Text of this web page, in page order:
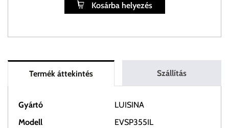
Kosárba helyezés
Termék áttekintés Szállítás
Gyártó
LUISINA
Modell
EVSP355IL